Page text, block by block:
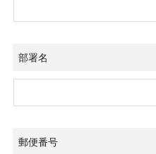
部署名
郵便番号